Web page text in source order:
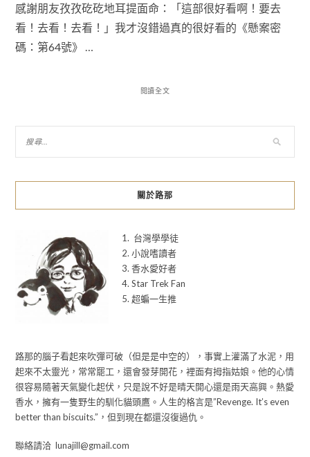
感謝朋友孜孜矻矻地耳提面命：「這部很好看啊！要去
看！去看！去看！」我才沒錯過真的很好看的《懸案密
碼：第64號》 …
閱讀全文
關於路那
1. 台灣學學徒
2. 小說嗜讀者
3. 香水愛好者
4. Star Trek Fan
5. 超蝙一生推
路那的腦子看起來吹彈可破（但是是中空的），事實上灌滿了水泥，用
起來不太靈光，常常罷工，還會發芽開花，裡面有拇指姑娘。他的心情
很容易隨著天氣變化起伏，只是說不好是晴天開心還是雨天高興。熱愛
香水，擁有一隻野生的馴化貓頭鷹。人生的格言是”Revenge. It’s even
better than biscuits.”，但到現在都還沒復過仇。
聯絡請洽 lunajill@gmail.com